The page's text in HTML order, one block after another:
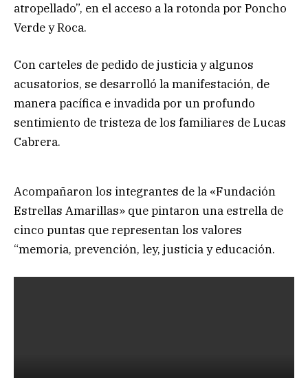
atropellado”, en el acceso a la rotonda por Poncho
Verde y Roca.
Con carteles de pedido de justicia y algunos
acusatorios, se desarrolló la manifestación, de
manera pacífica e invadida por un profundo
sentimiento de tristeza de los familiares de Lucas
Cabrera.
Acompañaron los integrantes de la «Fundación
Estrellas Amarillas» que pintaron una estrella de
cinco puntas que representan los valores
“memoria, prevención, ley, justicia y educación.